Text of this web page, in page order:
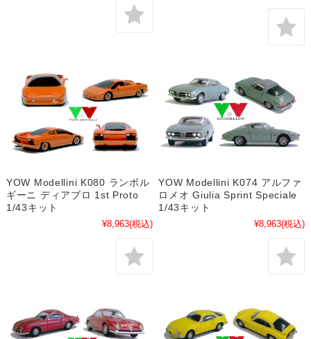
YOW Modellini K080 ランボル
ギーニ ディアブロ 1st Proto
1/43キット
¥8,963(税込)
YOW Modellini K074 アルファ
ロメオ Giulia Sprint Speciale
1/43キット
¥8,963(税込)